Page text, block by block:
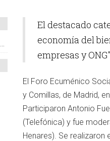
El destacado
economía del
empresas y
El Foro Ecuménico
y Comillas, de Madrid,
Participaron Antonio
(Telefónica) y fue
Henares). Se realizaron